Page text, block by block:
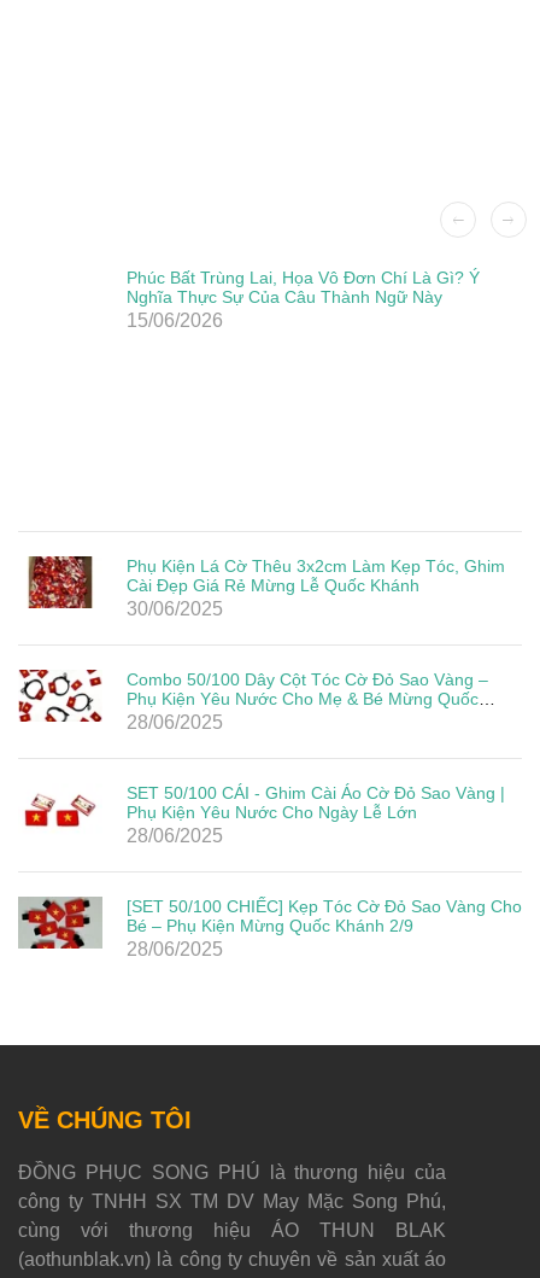
Phúc Bất Trùng Lai, Họa Vô Đơn Chí Là Gì? Ý
Nghĩa Thực Sự Của Câu Thành Ngữ Này
15/06/2026
Phụ Kiện Lá Cờ Thêu 3x2cm Làm Kẹp Tóc, Ghim
Cài Đẹp Giá Rẻ Mừng Lễ Quốc Khánh
30/06/2025
Combo 50/100 Dây Cột Tóc Cờ Đỏ Sao Vàng –
Phụ Kiện Yêu Nước Cho Mẹ & Bé Mừng Quốc
Khánh 2/9
28/06/2025
SET 50/100 CÁI - Ghim Cài Áo Cờ Đỏ Sao Vàng |
Phụ Kiện Yêu Nước Cho Ngày Lễ Lớn
28/06/2025
[SET 50/100 CHIẾC] Kẹp Tóc Cờ Đỏ Sao Vàng Cho
Bé – Phụ Kiện Mừng Quốc Khánh 2/9
28/06/2025
VỀ CHÚNG TÔI
ĐỒNG PHỤC SONG PHÚ là thương hiệu của
công ty TNHH SX TM DV May Mặc Song Phú,
cùng với thương hiệu ÁO THUN BLAK
(aothunblak.vn) là công ty chuyên về sản xuất áo